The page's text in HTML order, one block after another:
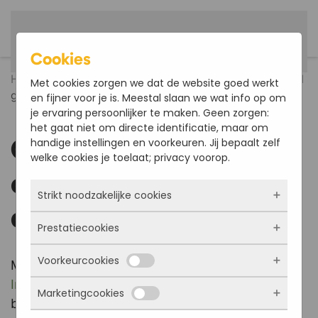
Home Nieuws
Onze plank 400.80 is officieel
goedgekeurd door de DIBt
Onze plank 400.80 is
officieel goedgekeurd
door de DIBt
Met trots kondigen wij aan dat de
Deutsches
Institut für Bautechnikonze 400.80 composiet
brugdekplank officieel heeft goedgekeurd. Net
Cookies
Met cookies zorgen we dat de website goed werkt
en fijner voor je is. Meestal slaan we wat info op om
je ervaring persoonlijker te maken. Geen zorgen:
het gaat niet om directe identificatie, maar om
handige instellingen en voorkeuren. Jij bepaalt zelf
welke cookies je toelaat; privacy voorop.
Strikt noodzakelijke cookies
Deze cookies zorgen ervoor dat de website
überhaupt werkt. Ze zijn dus altijd actief en
kunnen niet worden uitgezet. Meestal worden
ze alleen geplaatst als jij iets doet, zoals
inloggen, een formulier invullen of je
privacyvoorkeuren opslaan. Je kunt je browser
Prestatiecookies
Met deze cookies zien we hoe vaak onze site
bezocht wordt, waar bezoekers vandaan
komen en welke pagina’s populair zijn. Zo
kunnen we de website blijven verbeteren.
Voorkeurcookies
Deze cookies onthouden jouw voorkeuren.
Bijvoorbeeld taalkeuze of ingevulde gegevens.
Marketingcookies